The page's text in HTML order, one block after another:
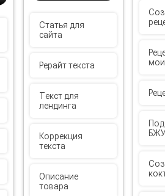
Статья для
сайта
Рерайт текста
Текст для
лендинга
Коррекция
текста
Описание
товара